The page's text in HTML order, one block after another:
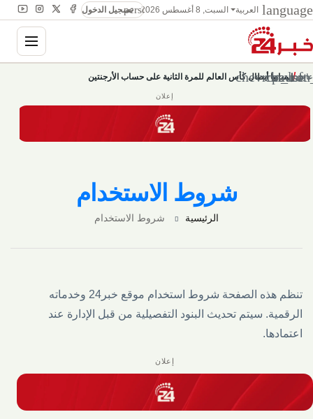
language العربية السبت, 8 أغسطس 2026 personتسجيل الدخول
عاجل/إسبانيا أبطال كأس العالم للمرة الثانية على حساب الأرجنتين
pause
chevron_left
إعلان
شروط الاستخدام
الرئيسية شروط الاستخدام
تنظم هذه الصفحة شروط استخدام موقع خبر24 وخدماته
الرقمية. سيتم تحديث البنود التفصيلية من قبل الإدارة عند
اعتمادها.
إعلان